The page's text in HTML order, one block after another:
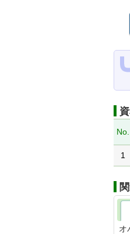
No.
1
オ